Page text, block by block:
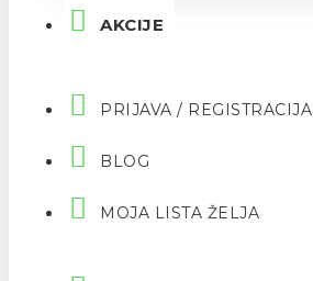
AKCIJE
PRIJAVA / REGISTRACIJA
BLOG
MOJA LISTA ŽELJA